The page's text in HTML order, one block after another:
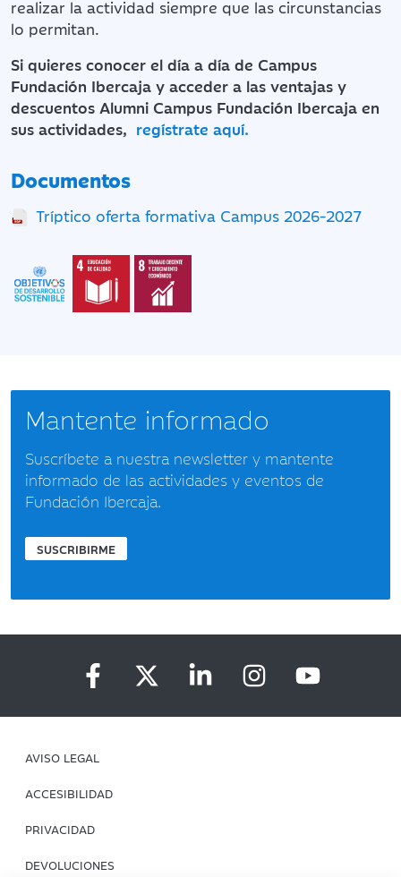
realizar la actividad siempre que las circunstancias
lo permitan.
Si quieres conocer el día a día de Campus
Fundación Ibercaja y acceder a las ventajas y
descuentos Alumni Campus Fundación Ibercaja en
sus actividades, regístrate aquí.
Documentos
Tríptico oferta formativa Campus 2026-2027
Mantente informado
Suscríbete a nuestra newsletter y mantente
informado de las actividades y eventos de
Fundación Ibercaja.
SUSCRIBIRME
AVISO LEGAL
ACCESIBILIDAD
PRIVACIDAD
DEVOLUCIONES